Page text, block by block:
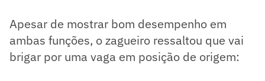
Apesar de mostrar bom desempenho em
ambas funções, o zagueiro ressaltou que vai
brigar por uma vaga em posição de origem: